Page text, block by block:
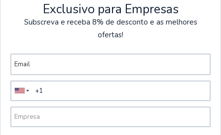
Exclusivas de 01/07 até 30/08
ENTREGA EM 24H A
48H Seguros
Exclusivo para Empresas
Subscreva e receba 8% de desconto e as melhores
ofertas!